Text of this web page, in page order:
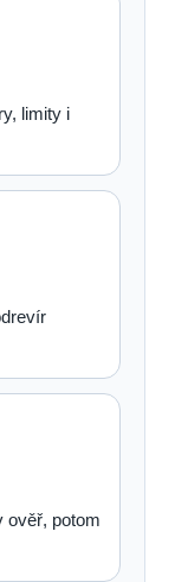
limity i
ověř, potom